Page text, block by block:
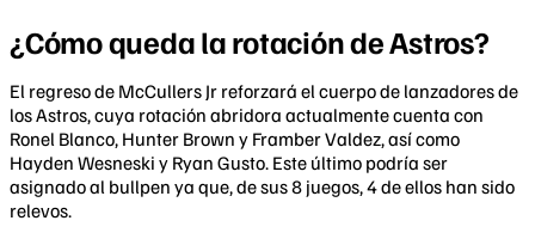
¿Cómo queda la rotación de Astros?
El regreso de McCullers Jr reforzará el cuerpo de lanzadores de
los Astros, cuya rotación abridora actualmente cuenta con
Ronel Blanco, Hunter Brown y Framber Valdez, así como
Hayden Wesneski y Ryan Gusto. Este último podría ser
asignado al bullpen ya que, de sus 8 juegos, 4 de ellos han sido
relevos.